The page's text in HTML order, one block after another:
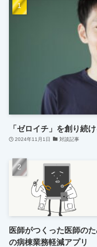
「ゼロイチ」を創り続
2024年11月1日 対談記事
医師がつくった医師の
の病棟業務軽減アプリ